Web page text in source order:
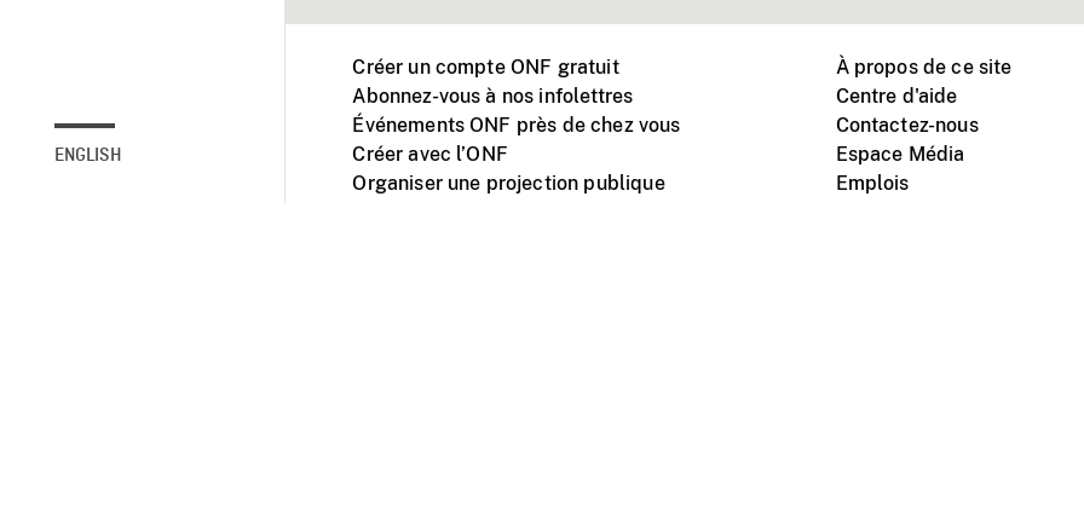
ENGLISH
Créer un compte ONF gratuit
Abonnez-vous à nos infolettres
Événements ONF près de chez vous
Créer avec l’ONF
Organiser une projection publique
À propos de ce site
Centre d'aide
Contactez-nous
Espace Média
Emplois